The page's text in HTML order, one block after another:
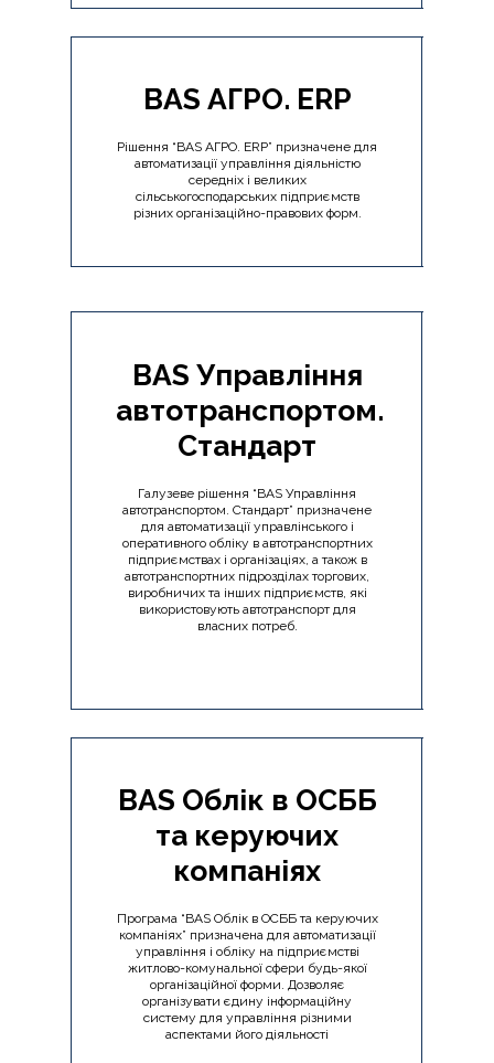
BAS АГРО. ERP
Рішення “BAS АГРО. ERP” призначене для
автоматизації управління діяльністю
середніх і великих
сільськогосподарських підприємств
різних організаційно-правових форм.
BAS Управління
автотранспортом.
Стандарт
Галузеве рішення “BAS Управління
автотранспортом. Стандарт” призначене
для автоматизації управлінського і
оперативного обліку в автотранспортних
підприємствах і організаціях, а також в
автотранспортних підрозділах торгових,
виробничих та інших підприємств, які
використовують автотранспорт для
власних потреб.
BAS Облік в ОСББ
та керуючих
компаніях
Програма “BAS Облік в ОСББ та керуючих
компаніях” призначена для автоматизації
управління і обліку на підприємстві
житлово-комунальної сфери будь-якої
організаційної форми. Дозволяє
організувати єдину інформаційну
систему для управління різними
аспектами його діяльності